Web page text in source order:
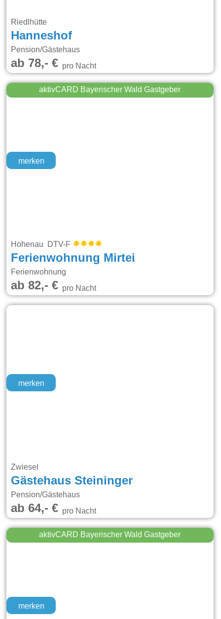
Riedlhütte
Hanneshof
Pension/Gästehaus
ab 78,- €pro Nacht
merken
aktivCARD Bayerischer Wald Gastgeber
Hohenau DTV-F
Ferienwohnung Mirtei
Ferienwohnung
ab 82,- €pro Nacht
merken
Zwiesel
Gästehaus Steininger
Pension/Gästehaus
ab 64,- €pro Nacht
merken
aktivCARD Bayerischer Wald Gastgeber